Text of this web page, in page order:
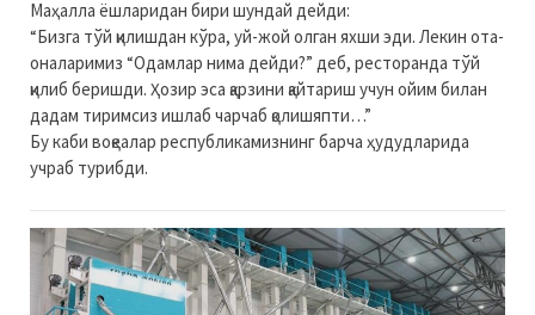
Маҳалла ёшларидан бири шундай дейди:
“Бизга тўй қилишдан кўра, уй-жой олган яхши эди. Лекин ота-
оналаримиз “Одамлар нима дейди?” деб, ресторанда тўй
қилиб беришди. Ҳозир эса қарзини қайтариш учун ойим билан
дадам тиримсиз ишлаб чарчаб қолишяпти…”
Бу каби воқеалар республикамизнинг барча ҳудудларида
учраб турибди.